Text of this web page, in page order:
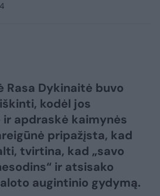
Rasa Dykinaitė buvo
kodėl jos
apdraskė kaimynės
pripažįsta, kad
tvirtina, kad „savo
ir atsisako
augintinio gydymą.